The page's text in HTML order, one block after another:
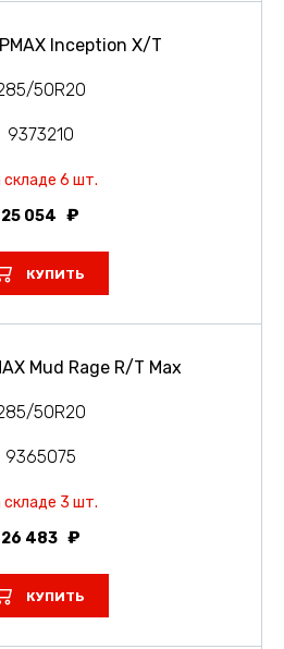
Inception X/T
50R20
9373210
складе 6 шт.
25 054
КУПИТЬ
Mud Rage R/T Max
50R20
9365075
складе 3 шт.
26 483
КУПИТЬ